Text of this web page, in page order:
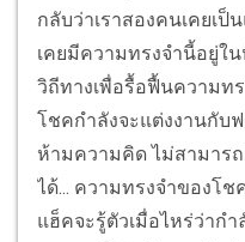
กลับว่าเราสองคนเคยเ
เคยมีความทรงจำนี้อยู่ใ
วิถีทางเพื่อรื้อฟื้นความท
โชคกำลังจะแต่งงานกับ
ห้ามความคิด ไม่สามาร
ได้... ความทรงจำของโ
แฮ็คจะรู้ตัวเมื่อไหร่ว่าก